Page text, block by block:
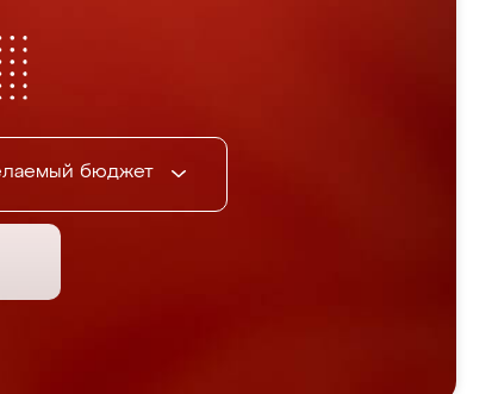
бюджет